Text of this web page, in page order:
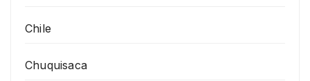
Chile
Chuquisaca